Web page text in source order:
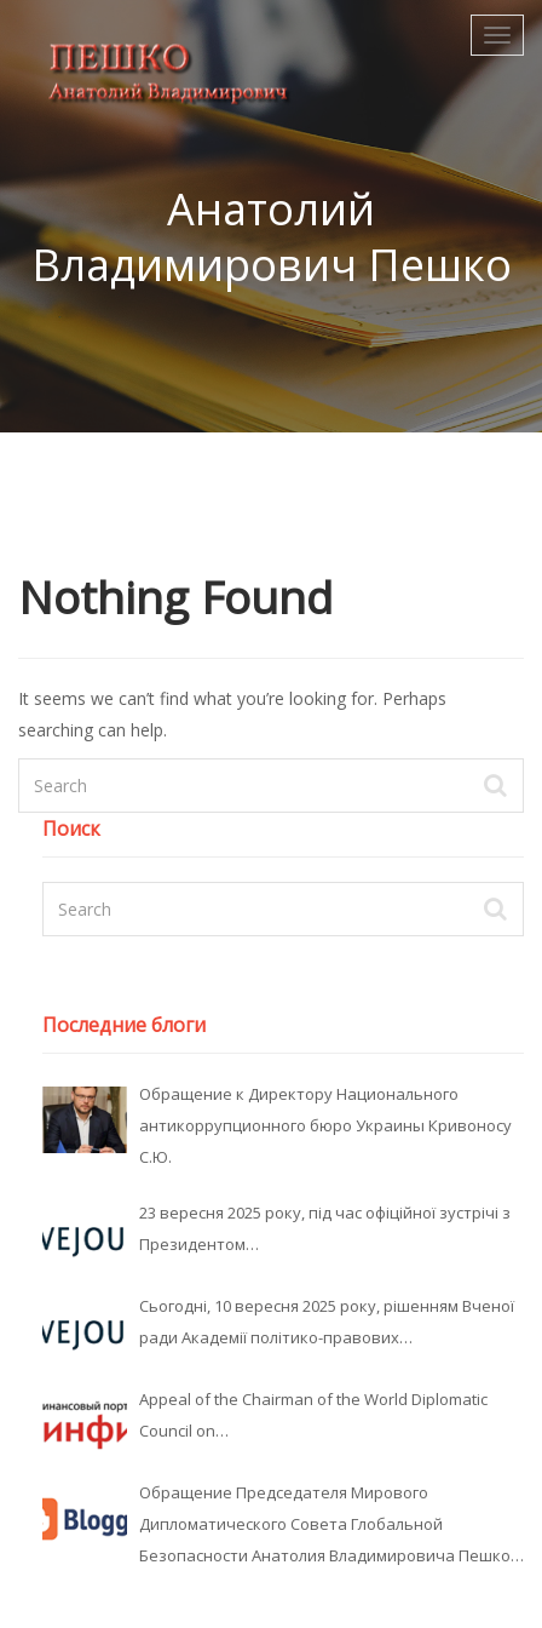
Анатолий
Владимирович Пешко
Nothing Found
It seems we can’t find what you’re looking for. Perhaps
searching can help.
Поиск
Последние блоги
Обращение к Директору Национального
антикоррупционного бюро Украины Кривоносу
С.Ю.
23 вересня 2025 року, під час офіційної зустрічі з
Президентом…
Сьогодні, 10 вересня 2025 року, рішенням Вченої
ради Академії політико-правових…
Appeal of the Chairman of the World Diplomatic
Council on…
Обращение Председателя Мирового
Дипломатического Совета Глобальной
Безопасности Анатолия Владимировича Пешко…